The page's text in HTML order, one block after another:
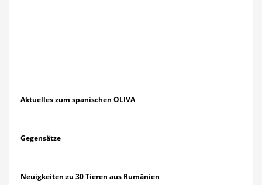
Aktuelles zum spanischen OLIVA
Gegensätze
Neuigkeiten zu 30 Tieren aus Rumänien